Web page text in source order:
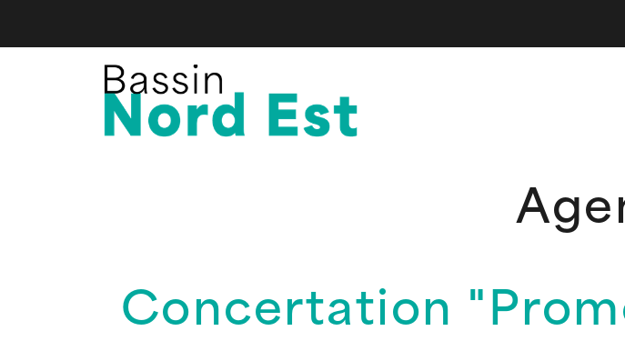
Concertation